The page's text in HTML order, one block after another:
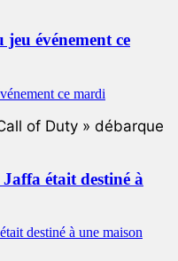
événement ce
of Duty » débarque
était destiné à